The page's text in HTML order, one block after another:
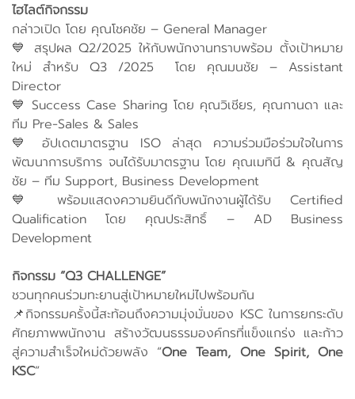
ไฮไลต์กิจกรรม
กล่าวเปิด โดย คุณโชคชัย – General Manager
💙 สรุปผล Q2/2025 ให้กับพนักงานทราบพร้อม ตั้งเป้าหมาย
ใหม่ สำหรับ Q3 /2025 โดย คุณมนชัย – Assistant
Director
💙 Success Case Sharing โดย คุณวิเชียร, คุณกานดา และ
ทีม Pre‑Sales & Sales
💙 อัปเดตมาตรฐาน ISO ล่าสุด ความร่วมมือร่วมใจในการ
พัฒนาการบริการ จนได้รับมาตรฐาน โดย คุณเมทินี & คุณสัญ
ชัย – ทีม Support, Business Development
💙 พร้อมแสดงความยินดีกับพนักงานผู้ได้รับ Certified
Qualification โดย คุณประสิทธิ์ – AD Business
Development
กิจกรรม “Q3 CHALLENGE”
ชวนทุกคนร่วมทะยานสู่เป้าหมายใหม่ไปพร้อมกัน
📌กิจกรรมครั้งนี้สะท้อนถึงความมุ่งมั่นของ KSC ในการยกระดับ
ศักยภาพพนักงาน สร้างวัฒนธรรมองค์กรที่แข็งแกร่ง และก้าว
สู่ความสำเร็จใหม่ด้วยพลัง “One Team, One Spirit, One
KSC”